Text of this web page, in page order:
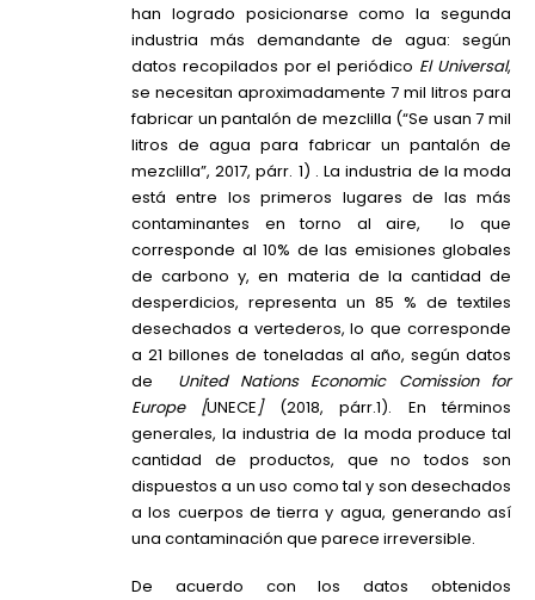
han logrado posicionarse como la segunda
industria más demandante de agua: según
datos recopilados por el periódico El Universal,
se necesitan aproximadamente 7 mil litros para
fabricar un pantalón de mezclilla (“Se usan 7 mil
litros de agua para fabricar un pantalón de
mezclilla”, 2017, párr. 1) . La industria de la moda
está entre los primeros lugares de las más
contaminantes en torno al aire, lo que
corresponde al 10% de las emisiones globales
de carbono y, en materia de la cantidad de
desperdicios, representa un 85 % de textiles
desechados a vertederos, lo que corresponde
a 21 billones de toneladas al año, según datos
de United Nations Economic Comission for
Europe [UNECE](2018, párr.1). En términos
generales, la industria de la moda produce tal
cantidad de productos, que no todos son
dispuestos a un uso como tal y son desechados
a los cuerpos de tierra y agua, generando así
una contaminación que parece irreversible.
De acuerdo con los datos obtenidos